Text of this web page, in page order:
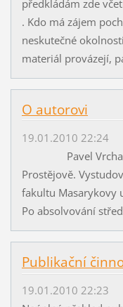
předkládám zde
. Kdo má zájem
neskutečné
materiál provázejí,
O autorovi
19.01.2010 22:24
Pavel Vrcha se
Prostějově.
fakultu
Po absolvování
Publikační
19.01.2010 22:23